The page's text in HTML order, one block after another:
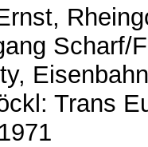
Scharf/
Trans